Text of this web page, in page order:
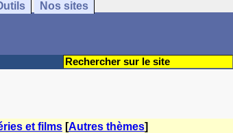
Nos sites
et films [Autres thèmes]